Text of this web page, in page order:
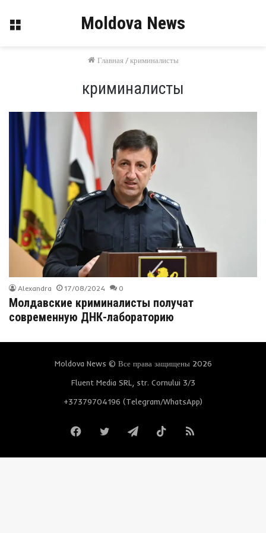
Меню Moldova News
Главная / криминалисты
криминалисты
Alexandra 17/08/2024 0
Молдавские криминалисты получат
современную ДНК-лабораторию
Moldova News © Все права защищены 2026
Fluent Media SRL, str. Cornului 3/3
+37379704196 (Telegram/WhatsApp)
FacebookTwitterTelegramTikTokRSS